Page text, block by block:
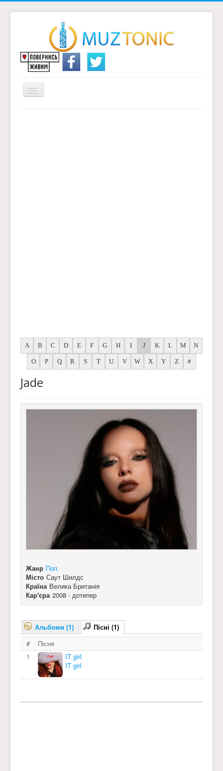
Перемикач
навігації
A B C D E F G H I J K L M N
O P Q R S T U V W X Y Z #
Jade
Жанр Поп
Місто Саут Шилдс
Країна Велика Британія
Кар'єра 2008 - дотепер
Альбоми (1)
Пісні (1)
#
Пісня
1
IT girl
IT girl